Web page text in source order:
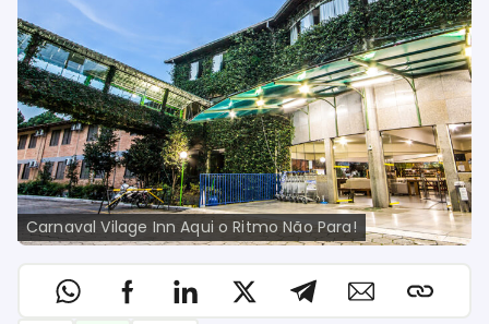
Carnaval Vilage Inn Aqui o Ritmo Não Para!